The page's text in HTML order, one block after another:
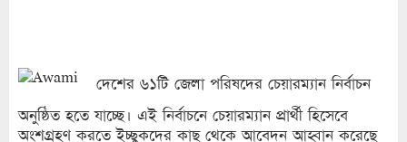
দেশের ৬১টি জেলা পরিষদের চেয়ারম্যান নির্বাচন
অনুষ্ঠিত হতে যাচ্ছে। এই নির্বাচনে চেয়ারম্যান প্রার্থী হিসেবে
অংশগ্রহণ করতে ইচ্ছুকদের কাছ থেকে আবেদন আহ্বান করেছে